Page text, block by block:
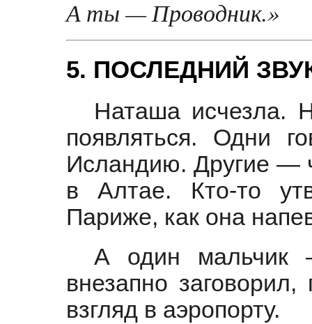
А ты — Проводник.»
5. ПОСЛЕДНИЙ
Наташа исчезла.
появляться. Одни
Исландию. Другие —
в Алтае. Кто-то
Париже, как она
А один
внезапно
взгляд в аэропорту.